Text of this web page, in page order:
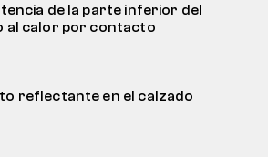
de la parte inferior del
al calor por contacto
reflectante en el calzado